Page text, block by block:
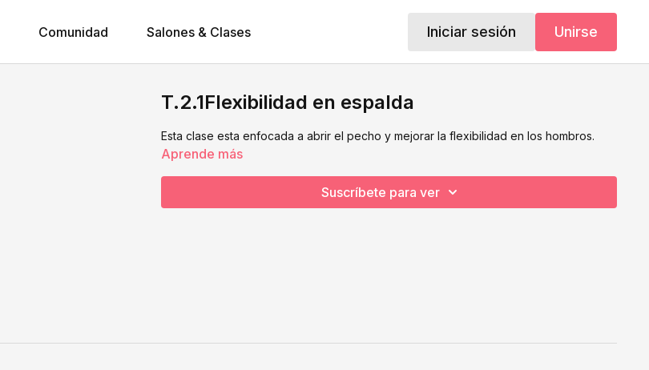
Comunidad Salones & Clases Iniciar sesión Unirse
T.2.1Flexibilidad en espalda
Esta clase esta enfocada a abrir el pecho y mejorar la flexibilidad en los hombros.
Aprende más
Suscríbete para ver